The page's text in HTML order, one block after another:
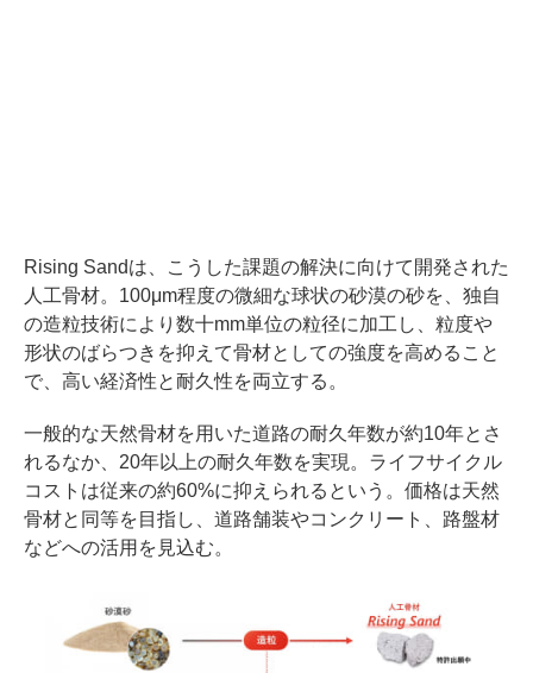
Rising Sandは、こうした課題の解決に向けて開発された
人工骨材。100μm程度の微細な球状の砂漠の砂を、独自
の造粒技術により数十mm単位の粒径に加工し、粒度や
形状のばらつきを抑えて骨材としての強度を高めること
で、高い経済性と耐久性を両立する。
一般的な天然骨材を用いた道路の耐久年数が約10年とさ
れるなか、20年以上の耐久年数を実現。ライフサイクル
コストは従来の約60%に抑えられるという。価格は天然
骨材と同等を目指し、道路舗装やコンクリート、路盤材
などへの活用を見込む。